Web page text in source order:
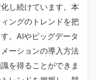
し続けています。本
ングのトレンドを把
。AIやビッグデータ
ーションの導入方法
を得ることができま